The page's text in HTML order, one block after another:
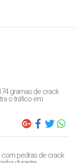
gramas de crack
o tráfico em
pedras de crack